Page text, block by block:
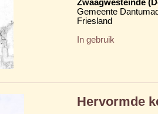
Zwaagwesteinde
Gemeente
Friesland
In gebruik
Hervormde